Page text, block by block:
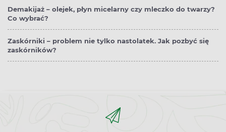
Demakijaż – olejek, płyn micelarny czy mleczko do twarzy?
Co wybrać?
Zaskórniki – problem nie tylko nastolatek. Jak pozbyć się
zaskórników?